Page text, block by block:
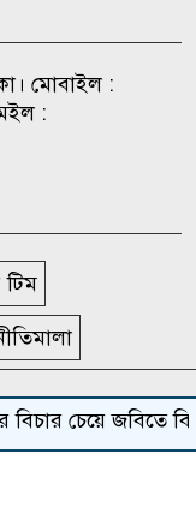
মোবাইল :
:
আদালত
চেয়ে জবিতে